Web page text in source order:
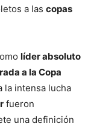
a las copas
líder absoluto
a la Copa
la intensa lucha
fueron
una definición